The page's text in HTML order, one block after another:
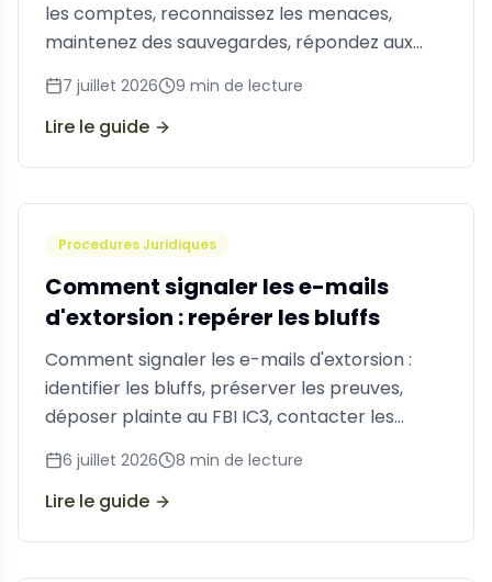
les comptes, reconnaissez les menaces,
maintenez des sauvegardes, répondez aux
incidents et faites appel à un soutien
professionnel.
7 juillet 2026 9 min de lecture
Lire le guide
Procedures Juridiques
Comment signaler les e-mails
d'extorsion : repérer les bluffs
Comment signaler les e-mails d'extorsion :
identifier les bluffs, préserver les preuves,
déposer plainte au FBI IC3, contacter les
fournisseurs de messagerie et protéger vos
comptes.
6 juillet 2026 8 min de lecture
Lire le guide